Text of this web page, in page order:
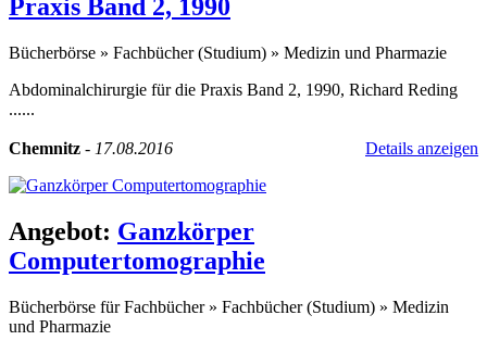
Praxis Band 2, 1990
Bücherbörse » Fachbücher (Studium) » Medizin und Pharmazie
Abdominalchirurgie für die Praxis Band 2, 1990, Richard Reding
......
Chemnitz - 17.08.2016 Details anzeigen
Angebot: Ganzkörper
Computertomographie
Bücherbörse für Fachbücher » Fachbücher (Studium) » Medizin
und Pharmazie